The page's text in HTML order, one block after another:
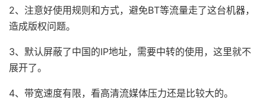
2、注意好使用规则和方式，避免BT等流量走了这台机器，
造成版权问题。
3、默认屏蔽了中国的IP地址，需要中转的使用，这里就不
展开了。
4、带宽速度有限，看高清流媒体压力还是比较大的。